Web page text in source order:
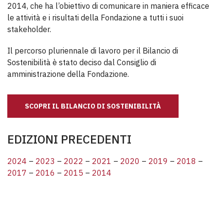
2014, che ha l’obiettivo di comunicare in maniera efficace
le attività e i risultati della Fondazione a tutti i suoi
stakeholder.
Il percorso pluriennale di lavoro per il Bilancio di
Sostenibilità è stato deciso dal Consiglio di
amministrazione della Fondazione.
SCOPRI IL BILANCIO DI SOSTENIBILITÀ
EDIZIONI PRECEDENTI
2024 – 2023 – 2022 – 2021 – 2020 – 2019 – 2018 –
2017 – 2016 – 2015 – 2014